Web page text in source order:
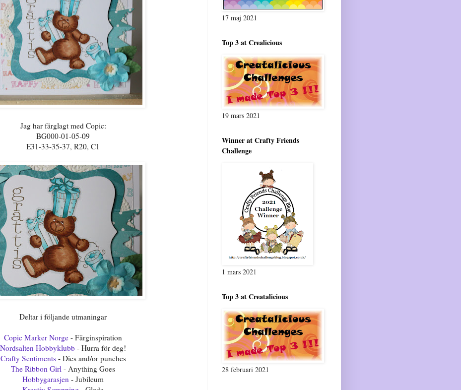
Jag har färglagt med Copic:
BG000-01-05-09
E31-33-35-37, R20, C1
Deltar i följande utmaningar
Copic Marker Norge - Färginspiration
Nordsalten Hobbyklubb - Hurra för deg!
Crafty Sentiments- Dies and/or punches
The Ribbon Girl - Anything Goes
Hobbygarasjen - Jubileum
17 maj 2021
Top 3 at Crealicious
19 mars 2021
Winner at Crafty Friends
Challenge
1 mars 2021
Top 3 at Creatalicious
28 februari 2021